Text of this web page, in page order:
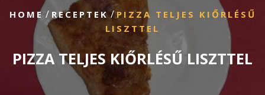
HOME / RECEPTEK/PIZZA TELJES KIŐRLÉSŰ
LISZTTEL
PIZZA TELJES KIŐRLÉSŰ LISZTTEL